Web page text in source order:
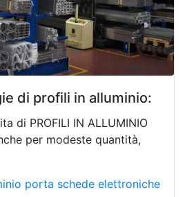
di profili in alluminio:
di PROFILI IN ALLUMINIO
per modeste quantità,
porta schede elettroniche